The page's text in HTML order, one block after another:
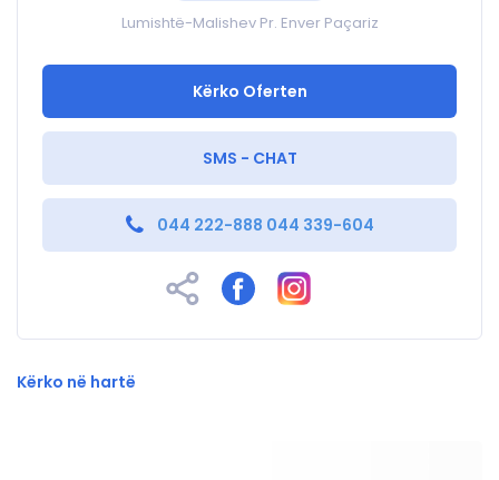
Lumishtë-Malishev Pr. Enver Paçariz
Kërko Oferten
SMS - CHAT
044 222-888 044 339-604
Kërko në hartë